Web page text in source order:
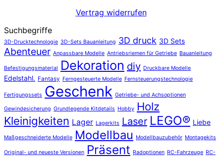
Vertrag widerrufen
Suchbegriffe
3D-Drucktechnologie 3D-Sets Bauanleitung 3D druck 3D Sets
Abenteuer Anpassbare Modelle Antriebsriemen für Getriebe Bauanleitung
Befestigungsmaterial Dekoration diy Druckbare Modelle
Edelstahl. Fantasy Ferngesteuerte Modelle Fernsteuerungstechnologie
Fertigungssets Geschenk Getriebe- und Achsoptionen
Gewindesicherung Grundlegende Kitdetails Hobby Holz
Kleinigkeiten Lager Lagerkits Laser LEGO® Liebe
Maßgeschneiderte Modelle Modellbau Modellbauzubehör Montagekits
Original- und neueste Versionen Präsent Radoptionen RC-Fahrzeuge RC-